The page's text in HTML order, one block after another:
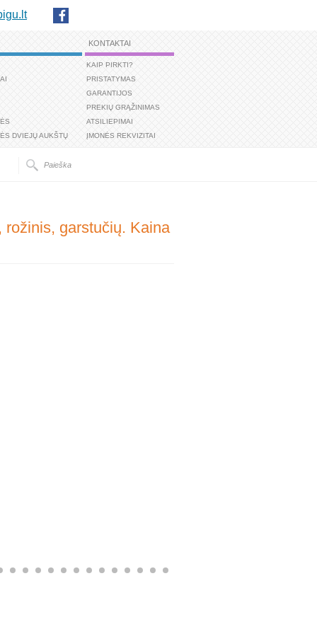
DVIEJŲ AUKŠTŲ
KONTAKTAI
KAIP PIRKTI?
PRISTATYMAS
GARANTIJOS
PREKIŲ GRĄŽINIMAS
ATSILIEPIMAI
ĮMONĖS REKVIZITAI
garstučių. Kaina